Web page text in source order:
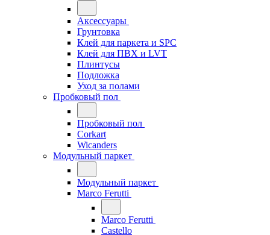
Аксессуары
Грунтовка
Клей для паркета и SPC
Клей для ПВХ и LVT
Плинтусы
Подложка
Уход за полами
Пробковый пол
Пробковый пол
Corkart
Wicanders
Модульный паркет
Модульный паркет
Marco Ferutti
Marco Ferutti
Castello